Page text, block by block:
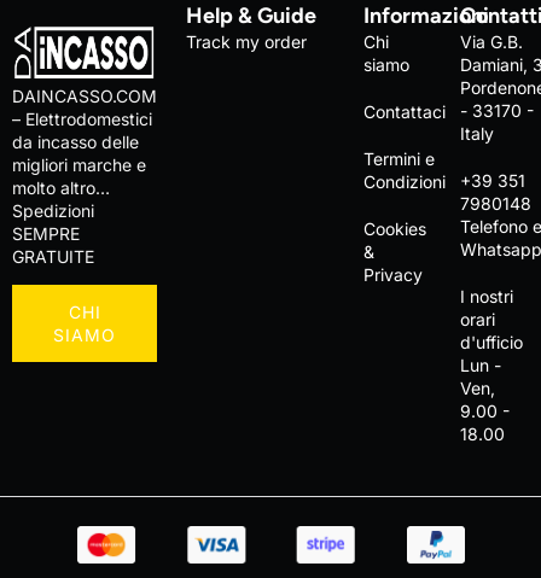
DAINCASSO.COM
– Elettrodomestici
da incasso delle
migliori marche e
molto altro…
Spedizioni
SEMPRE
GRATUITE
CHI
SIAMO
Help & Guide
Track my order
Informazioni
Chi
siamo
Contattaci
Termini e
Condizioni
Cookies
&
Privacy
Via G.B.
Damiani,
- 33170 -
Italy
+39 351
7980148
Telefono
I nostri
orari
d'ufficio
Lun -
Ven,
9.00 -
18.00